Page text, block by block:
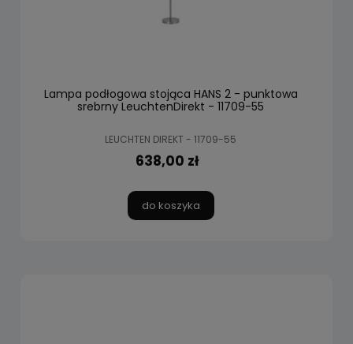
Lampa podłogowa stojąca HANS 2 - punktowa
srebrny LeuchtenDirekt - 11709-55
LEUCHTEN DIREKT - 11709-55
638,00 zł
do koszyka